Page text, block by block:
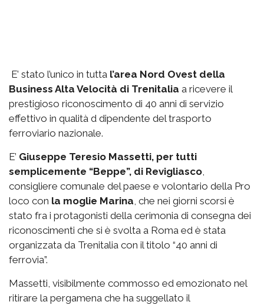
E’ stato l’unico in tutta l’area Nord Ovest della
Business Alta Velocità di Trenitalia a ricevere il
prestigioso riconoscimento di 40 anni di servizio
effettivo in qualità d dipendente del trasporto
ferroviario nazionale.
E’ Giuseppe Teresio Massetti, per tutti
semplicemente “Beppe”, di Revigliasco,
consigliere comunale del paese e volontario della Pro
loco con la moglie Marina, che nei giorni scorsi è
stato fra i protagonisti della cerimonia di consegna dei
riconoscimenti che si è svolta a Roma ed è stata
organizzata da Trenitalia con il titolo “40 anni di
ferrovia”.
Massetti, visibilmente commosso ed emozionato nel
ritirare la pergamena che ha suggellato il